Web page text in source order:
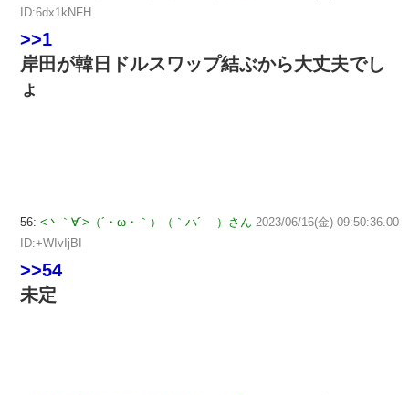
ID:6dx1kNFH
>>1
岸田が韓日ドルスワップ結ぶから大丈夫でし
ょ
56: <丶｀∀´>（´・ω・｀）（｀ハ´ ）さん 2023/06/16(金) 09:50:36.00
ID:+WIvIjBI
>>54
未定